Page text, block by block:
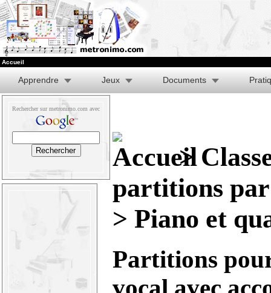
Accueil
Apprendre Jeux Documents
Rechercher sur metronimo.com avec
>
partitions
> Piano et
Partitions